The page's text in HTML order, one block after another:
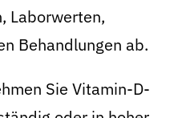
Laborwerten,
Behandlungen ab.
Sie Vitamin-D-